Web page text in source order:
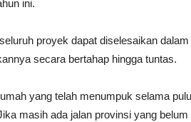
ini.
proyek dapat diselesaikan
secara bertahap hingga tuntas.
yang telah menumpuk selama
masih ada jalan provinsi yang